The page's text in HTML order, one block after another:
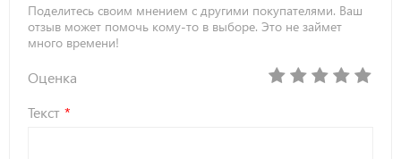
Поделитесь своим мнением с другими покупателями. Ваш
отзыв может помочь кому-то в выборе. Это не займет
много времени!
Оценка
Текст